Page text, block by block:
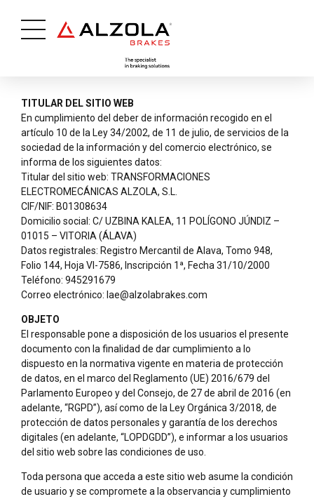
TITULAR DEL SITIO WEB
En cumplimiento del deber de información recogido en el
artículo 10 de la Ley 34/2002, de 11 de julio, de servicios de la
sociedad de la información y del comercio electrónico, se
informa de los siguientes datos:
Titular del sitio web: TRANSFORMACIONES
ELECTROMECÁNICAS ALZOLA, S.L.
CIF/NIF: B01308634
Domicilio social: C/ UZBINA KALEA, 11 POLÍGONO JÚNDIZ –
01015 – VITORIA (ÁLAVA)
Datos registrales: Registro Mercantil de Alava, Tomo 948,
Folio 144, Hoja VI-7586, Inscripción 1ª, Fecha 31/10/2000
Teléfono: 945291679
Correo electrónico: lae@alzolabrakes.com
OBJETO
El responsable pone a disposición de los usuarios el presente
documento con la finalidad de dar cumplimiento a lo
dispuesto en la normativa vigente en materia de protección
de datos, en el marco del Reglamento (UE) 2016/679 del
Parlamento Europeo y del Consejo, de 27 de abril de 2016 (en
adelante, “RGPD”), así como de la Ley Orgánica 3/2018, de
protección de datos personales y garantía de los derechos
digitales (en adelante, “LOPDGDD”), e informar a los usuarios
del sitio web sobre las condiciones de uso.
Toda persona que acceda a este sitio web asume la condición
de usuario y se compromete a la observancia y cumplimiento